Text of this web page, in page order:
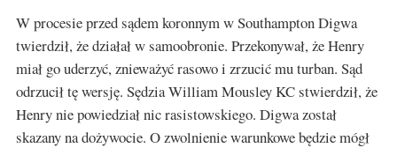
W procesie przed sądem koronnym w Southampton Digwa
twierdził, że działał w samoobronie. Przekonywał, że Henry
miał go uderzyć, znieważyć rasowo i zrzucić mu turban. Sąd
odrzucił tę wersję. Sędzia William Mousley KC stwierdził, że
Henry nie powiedział nic rasistowskiego. Digwa został
skazany na dożywocie. O zwolnienie warunkowe będzie mógł